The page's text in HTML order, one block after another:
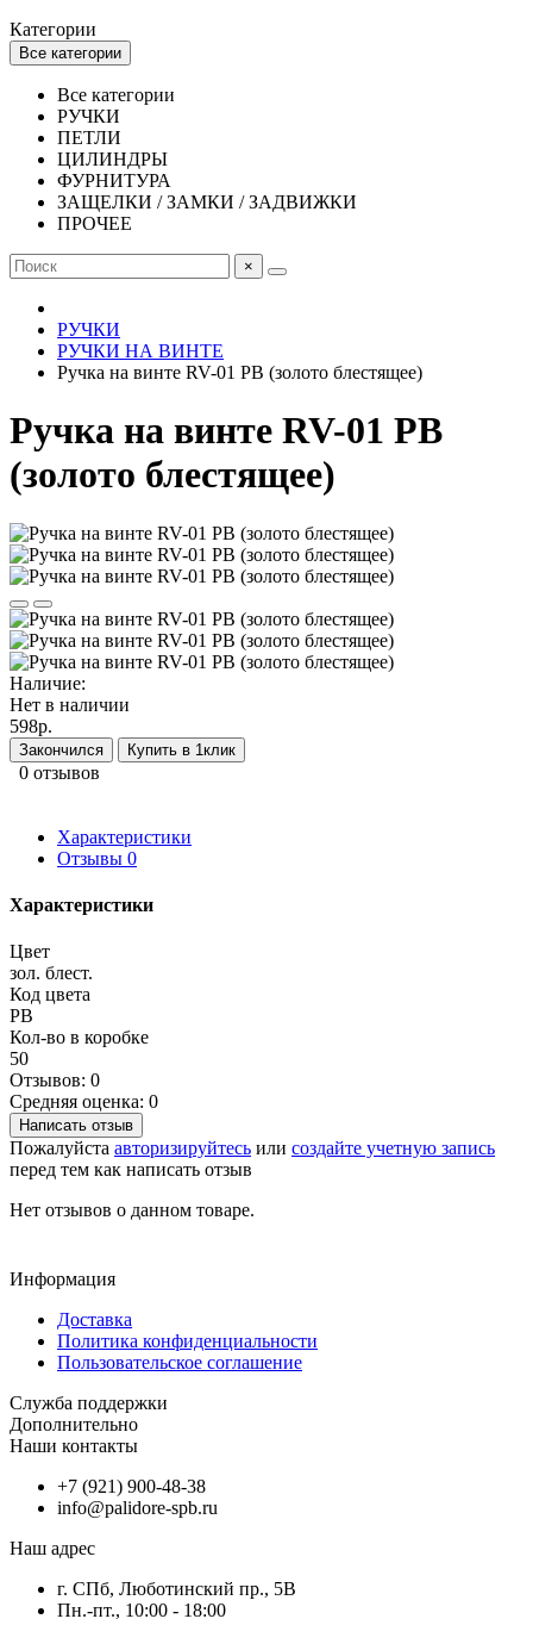
Категории
Все категории
Все категории
РУЧКИ
ПЕТЛИ
ЦИЛИНДРЫ
ФУРНИТУРА
ЗАЩЕЛКИ / ЗАМКИ / ЗАДВИЖКИ
ПРОЧЕЕ
×
РУЧКИ
РУЧКИ НА ВИНТЕ
Ручка на винте RV-01 PB (золото блестящее)
Ручка на винте RV-01 PB
(золото блестящее)
Наличие:
Нет в наличии
598р.
Закончился Купить в 1клик
0 отзывов
Характеристики
Отзывы 0
Характеристики
Цвет
зол. блест.
Код цвета
PB
Кол-во в коробке
50
Отзывов: 0
Средняя оценка: 0
Написать отзыв
Пожалуйста авторизируйтесь или создайте учетную запись
перед тем как написать отзыв
Нет отзывов о данном товаре.
Информация
Доставка
Политика конфиденциальности
Пользовательское соглашение
Служба поддержки
Дополнительно
Наши контакты
+7 (921) 900-48-38
info@palidore-spb.ru
Наш адрес
г. CПб, Люботинский пр., 5В
Пн.-пт., 10:00 - 18:00